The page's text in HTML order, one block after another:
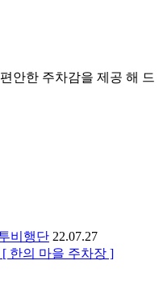
안한 주차감을 제공 해 드
비행단 22.07.27
한의 마을 주차장 ]